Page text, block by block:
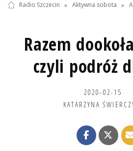
Radio Szczecin » Aktywna sobota »
Razem
czyli podróż
2020-02-15
KATARZYNA